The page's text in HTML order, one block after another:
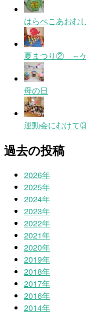
はらぺこあおむ
夏まつり② ～
母の日
運動会にむけて
過去の投稿
2026年
2025年
2024年
2023年
2022年
2021年
2020年
2019年
2018年
2017年
2016年
2014年